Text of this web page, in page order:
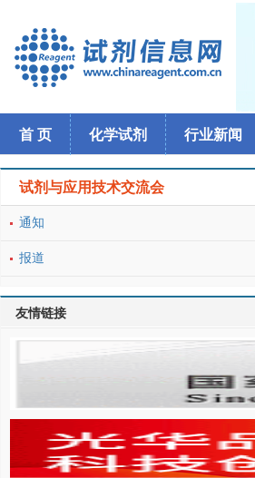
首 页 化学试剂 行业新闻
试剂与应用技术交流会
通知
报道
友情链接